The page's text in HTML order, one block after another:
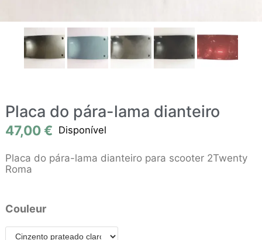
Placa do pára-lama dianteiro
47,00€ Disponível
Placa do pára-lama dianteiro para scooter 2Twenty
Roma
Couleur